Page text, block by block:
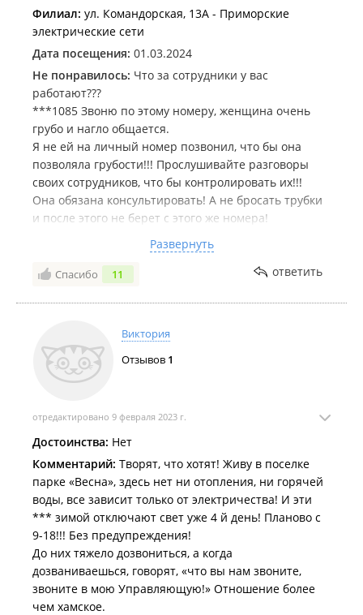
Филиал: ул. Командорская, 13А - Приморские
электрические сети
Дата посещения: 01.03.2024
Не понравилось: Что за сотрудники у вас
работают???
***1085 Звоню по этому номеру, женщина очень
грубо и нагло общается.
Я не ей на личный номер позвонил, что бы она
позволяла грубости!!! Прослушивайте разговоры
своих сотрудников, что бы контролировать их!!!
Она обязана консультировать! А не бросать трубки
и после этого не берет с этого же номера!
комментарии!! Уже бы давно приняли меры и
обучили персонал правильно вести диалог с
Развернуть
Спасибо 11 ответить
Виктория
Отзывов 1
отредактировано 9 февраля 2023 г.
Достоинства: Нет
Комментарий: Творят, что хотят! Живу в поселке
парке «Весна», здесь нет ни отопления, ни горячей
воды, все зависит только от электричества! И эти
*** зимой отключают свет уже 4 й день! Планово с
9-18!!! Без предупреждения!
До них тяжело дозвониться, а когда
дозваниваешься, говорят, «что вы нам звоните,
звоните в мою Управляющую!» Отношение более
чем хамское.